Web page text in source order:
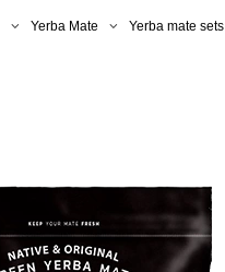
Yerba Mate Yerba mate sets